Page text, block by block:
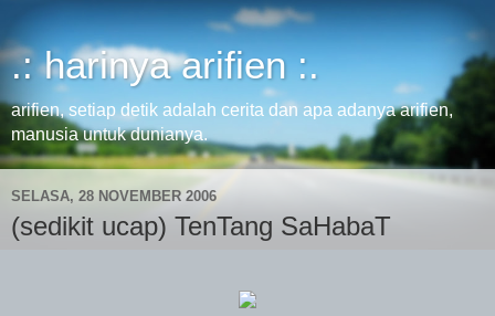
.: harinya arifien :.
arifien, setiap detik adalah cerita dan apa adanya arifien,
manusia untuk dunianya.
SELASA, 28 NOVEMBER 2006
(sedikit ucap) TenTang SaHabaT